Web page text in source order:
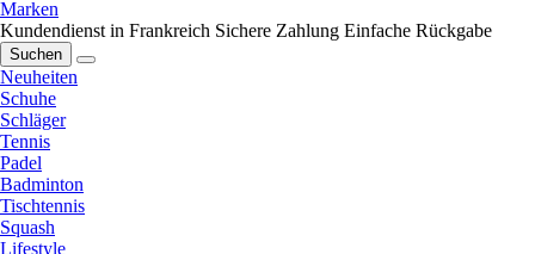
Marken
Kundendienst in Frankreich Sichere Zahlung Einfache Rückgabe
Suchen
Neuheiten
Schuhe
Schläger
Tennis
Padel
Badminton
Tischtennis
Squash
Lifestyle